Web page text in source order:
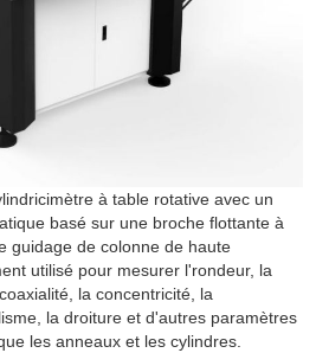
à table rotative avec un
basé sur une broche flottante à
guidage de colonne de haute
utilisé pour mesurer l'rondeur, la
la concentricité, la
la droiture et d'autres paramètres
les anneaux et les cylindres.